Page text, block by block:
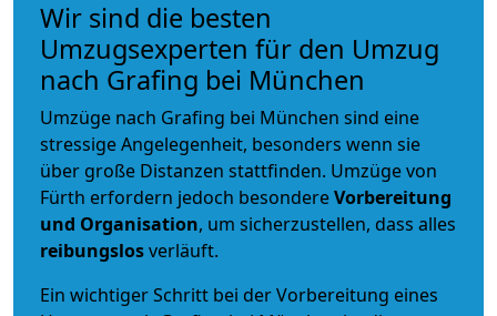
Wir sind die besten
Umzugsexperten für den Umzug
nach Grafing bei München
Umzüge nach Grafing bei München sind eine
stressige Angelegenheit, besonders wenn sie
über große Distanzen stattfinden. Umzüge von
Fürth erfordern jedoch besondereVorbereitung
und Organisation, um sicherzustellen, dass alles
reibungslosverläuft.
Ein wichtiger Schritt bei der Vorbereitung eines